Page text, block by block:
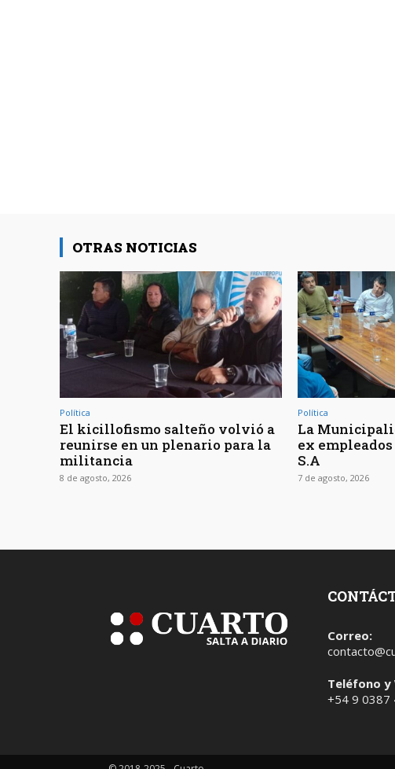
OTRAS NOTICIAS
Política
El kicillofismo salteño volvió a
reunirse en un plenario para la
militancia
8 de agosto, 2026
Política
La
ex
S.A
7 de agosto, 2026
Correo:
Teléfono y
+54 9 0387